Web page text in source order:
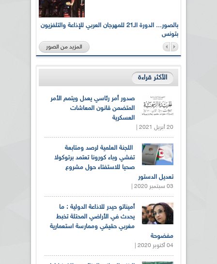
بالصور... الدورة الـ21 للمهرجان العربي للإذاعة والتلفزيون
بتونس
المزيد من الصور
الأكثر قراءة
صدور أمر رئاسي يعدل ويتمم الأمر
المتضمن قانون المعاشات
العسكرية
20 أبريل 2021 |
اللجنة العلمية لرصد ومتابعة
تفشي وباء كورونا تعتمد برتوكولا
صحيا للاستفتاء حول مشروع
تعديل الدستور
03 سبتمبر 2020 |
أميناتو حيدر للاذاعة الدولية : ما
يحدث في الأراضي المحتلة تخبط
مغربي حقيقي وممارسة استعمارية
مفضوحة
04 أكتوبر 2020 |